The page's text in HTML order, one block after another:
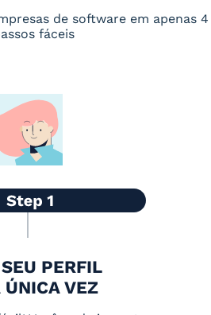
de software em apenas 4
fáceis
PERFIL
ÚNICA VEZ